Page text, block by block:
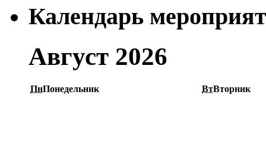
Календарь
Август 2026
ПнПонедельник ВтВторник